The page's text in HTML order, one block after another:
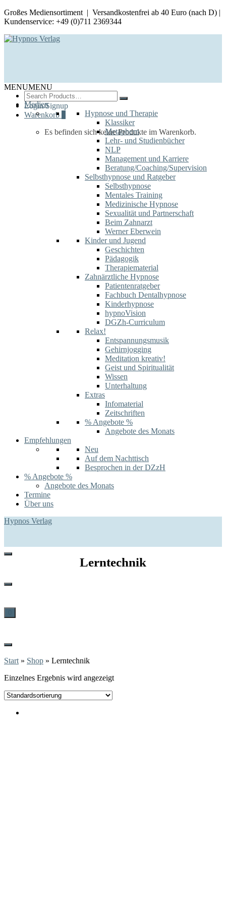
Großes Mediensortiment | Versandkostenfrei ab 40 Euro (nach D) |
Kundenservice: +49 (0)711 2369344
Search
for:
Login/Signup
Warenkorb
Es befinden sich keine Produkte im Warenkorb.
MENUMENU
Medien
Hypnose und Therapie
Klassiker
Metaphern
Lehr- und Studienbücher
NLP
Management und Karriere
Beratung/Coaching/Supervision
Selbsthypnose und Ratgeber
Selbsthypnose
Mentales Training
Medizinische Hypnose
Sexualität und Partnerschaft
Beim Zahnarzt
Werner Eberwein
Kinder und Jugend
Geschichten
Pädagogik
Therapiematerial
Zahnärztliche Hypnose
Patientenratgeber
Fachbuch Dentalhypnose
Kinderhypnose
hypnoVision
DGZh-Curriculum
Relax!
Entspannungsmusik
Gehirnjogging
Meditation kreativ!
Geist und Spiritualität
Wissen
Unterhaltung
Extras
Infomaterial
Zeitschriften
% Angebote %
Angebote des Monats
Empfehlungen
Neu
Auf dem Nachttisch
Besprochen in der DZzH
% Angebote %
Angebote des Monats
Termine
Über uns
Hypnos Verlag
Lerntechnik
Start » Shop » Lerntechnik
Einzelnes Ergebnis wird angezeigt